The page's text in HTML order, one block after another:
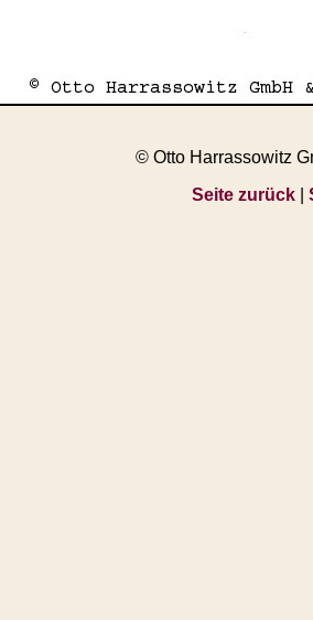
© Otto Harrassowitz
Seite zurück|